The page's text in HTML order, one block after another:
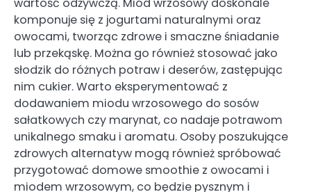
wartość odżywczą. Miód wrzosowy doskonale
komponuje się z jogurtami naturalnymi oraz
owocami, tworząc zdrowe i smaczne śniadanie
lub przekąskę. Można go również stosować jako
słodzik do różnych potraw i deserów, zastępując
nim cukier. Warto eksperymentować z
dodawaniem miodu wrzosowego do sosów
sałatkowych czy marynat, co nadaje potrawom
unikalnego smaku i aromatu. Osoby poszukujące
zdrowych alternatyw mogą również spróbować
przygotować domowe smoothie z owocami i
miodem wrzosowym, co będzie pysznym i